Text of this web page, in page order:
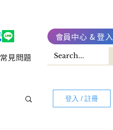
常見問題
會員中心 & 登入
登入 / 註冊